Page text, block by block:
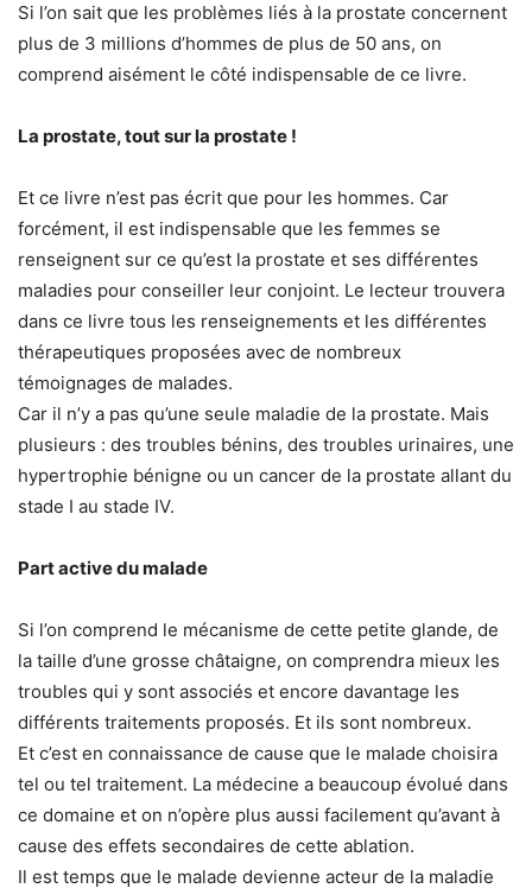
Si l’on sait que les problèmes liés à la prostate concernent
plus de 3 millions d’hommes de plus de 50 ans, on
comprend aisément le côté indispensable de ce livre.
La prostate, tout sur la prostate !
Et ce livre n’est pas écrit que pour les hommes. Car
forcément, il est indispensable que les femmes se
renseignent sur ce qu’est la prostate et ses différentes
maladies pour conseiller leur conjoint. Le lecteur trouvera
dans ce livre tous les renseignements et les différentes
thérapeutiques proposées avec de nombreux
témoignages de malades.
Car il n’y a pas qu’une seule maladie de la prostate. Mais
plusieurs : des troubles bénins, des troubles urinaires, une
hypertrophie bénigne ou un cancer de la prostate allant du
stade I au stade IV.
Part active du malade
Si l’on comprend le mécanisme de cette petite glande, de
la taille d’une grosse châtaigne, on comprendra mieux les
troubles qui y sont associés et encore davantage les
différents traitements proposés. Et ils sont nombreux.
Et c’est en connaissance de cause que le malade choisira
tel ou tel traitement. La médecine a beaucoup évolué dans
ce domaine et on n’opère plus aussi facilement qu’avant à
cause des effets secondaires de cette ablation.
Il est temps que le malade devienne acteur de la maladie